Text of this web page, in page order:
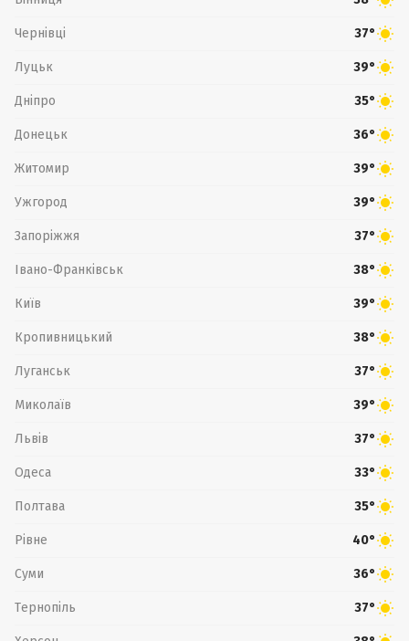
Чернівці 37°
Луцьк 39°
Дніпро 35°
Донецьк 36°
Житомир 39°
Ужгород 39°
Запоріжжя 37°
Івано-Франківськ 38°
Київ 39°
Кропивницький 38°
Луганськ 37°
Миколаїв 39°
Львів 37°
Одеса 33°
Полтава 35°
Рівне 40°
Суми 36°
Тернопіль 37°